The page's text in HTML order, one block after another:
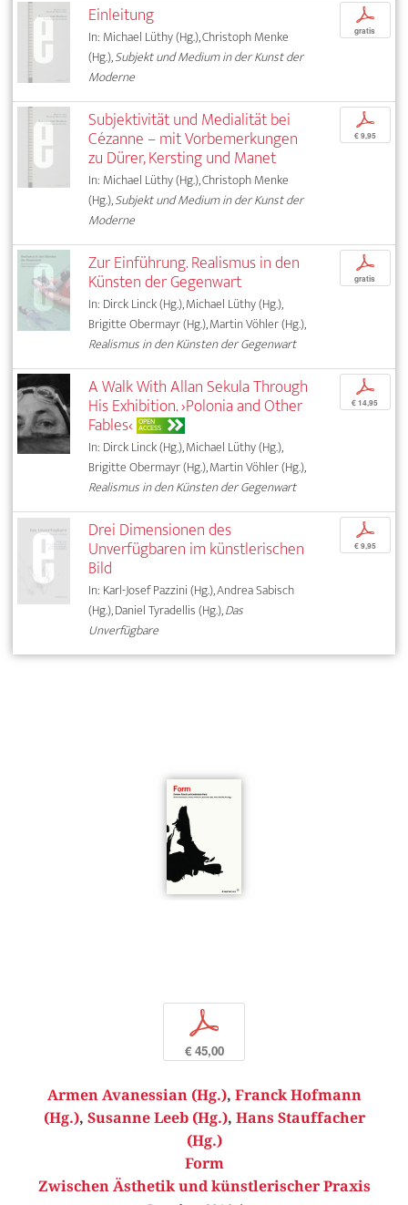
Einleitung
In: Michael Lüthy (Hg.), Christoph Menke
(Hg.),Subjekt und Medium in der Kunst der
Moderne
p
gratis
Subjektivität und Medialität bei
Cézanne – mit Vorbemerkungen
zu Dürer, Kersting und Manet
In: Michael Lüthy (Hg.), Christoph Menke
(Hg.),Subjekt und Medium in der Kunst der
Moderne
p
€ 9,95
Zur Einführung. Realismus in den
Künsten der Gegenwart
In: Dirck Linck (Hg.), Michael Lüthy (Hg.),
Brigitte Obermayr (Hg.), Martin Vöhler (Hg.),
Realismus in den Künsten der Gegenwart
p
gratis
A Walk With Allan Sekula Through
His Exhibition. ›Polonia and Other
Fables‹ OPEN
ACCESS
In: Dirck Linck (Hg.), Michael Lüthy (Hg.),
Brigitte Obermayr (Hg.), Martin Vöhler (Hg.),
Realismus in den Künsten der Gegenwart
p
€ 14,95
Drei Dimensionen des
Unverfügbaren im künstlerischen
Bild
In: Karl-Josef Pazzini (Hg.), Andrea Sabisch
(Hg.), Daniel Tyradellis (Hg.),Das
Unverfügbare
p
€ 9,95
p
€ 45,00
Armen Avanessian (Hg.), Franck Hofmann
(Hg.), Susanne Leeb (Hg.), Hans Stauffacher
(Hg.)
Form
Zwischen Ästhetik und künstlerischer Praxis